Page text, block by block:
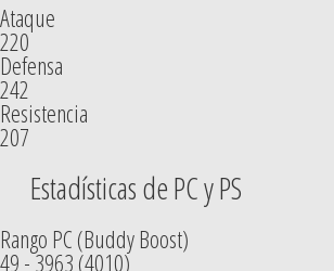
Ataque
220
Defensa
242
Resistencia
207
Estadísticas de PC y PS
Rango PC (Buddy Boost)
49 - 3963 (4010)